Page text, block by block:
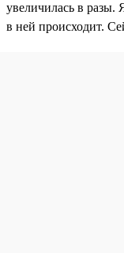
увеличилась в разы.
в ней происходит.